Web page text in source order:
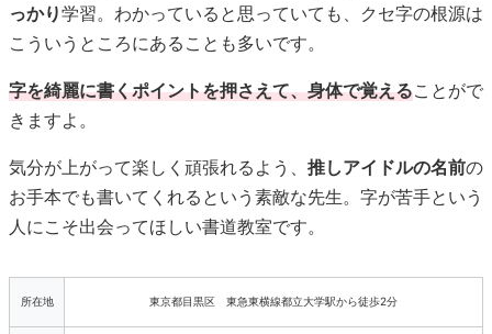
っかり学習。わかっていると思っていても、クセ字の根源は
こういうところにあることも多いです。
字を綺麗に書くポイントを押さえて、身体で覚えることがで
きますよ。
気分が上がって楽しく頑張れるよう、 推しアイドルの名前の
お手本でも書いてくれるという素敵な先生。字が苦手という
人にこそ出会ってほしい書道教室です。
所在地 東京都目黒区 東急東横線都立大学駅から徒歩2分